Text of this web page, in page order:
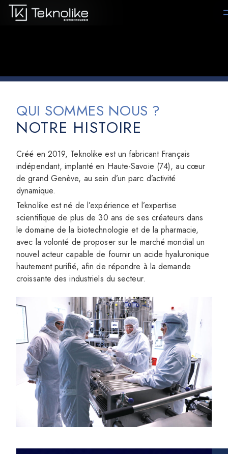
QUI SOMMES NOUS ?
NOTRE HISTOIRE
Créé en 2019, Teknolike est un fabricant Français
indépendant, implanté en Haute-Savoie (74), au cœur
de grand Genève, au sein d’un parc d’activité
dynamique.
Teknolike est né de l’expérience et l’expertise
scientifique de plus de 30 ans de ses créateurs dans
le domaine de la biotechnologie et de la pharmacie,
avec la volonté de proposer sur le marché mondial un
nouvel acteur capable de fournir un acide hyaluronique
hautement purifié, afin de répondre à la demande
croissante des industriels du secteur.